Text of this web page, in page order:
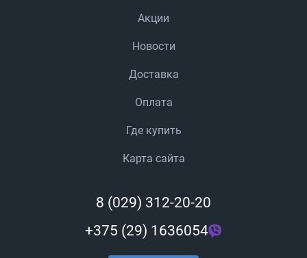
Акции
Новости
Доставка
Оплата
Где купить
Карта сайта
8 (029) 312-20-20
+375 (29) 1636054